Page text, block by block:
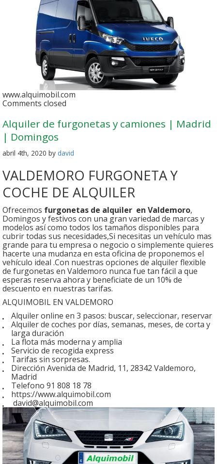
www.alquimobil.com
Comments closed
Alquiler de furgonetas y camiones | Madrid
| Domingos
abril 4th, 2020 by david
VALDEMORO FURGONETA Y
COCHE DE ALQUILER
Ofrecemos furgonetas de alquiler en Valdemoro,
Domingos y festivos con una gran variedad de marcas y
modelos así como todos los tamaños disponibles para
cubrir todas sus necesidades,Si necesitas un vehículo mas
grande para tu empresa o negocio o simplemente quieres
hacerte una mudanza en esta oficina de proponemos el
vehículo ideal .Con nuestras opciones de alquiler flexible
de furgonetas en Valdemoro nunca fue tan fácil a que
esperas reserva ahora y beneficiate de un 10% de
descuento en nuestras tarifas.
ALQUIMOBIL EN VALDEMORO
Alquiler online en 3 pasos: buscar, seleccionar, reservar
Alquiler de coches por días, semanas, meses, de corta y
larga duración
La flota más moderna y amplia
Servicio de recogida express
Tarifas sin sorpresas.
Dirección Avenida de Madrid, 11, 28342 Valdemoro,
Madrid
Telefono 91 808 18 78
https://www.alquimobil.com
david@alquimobil.com